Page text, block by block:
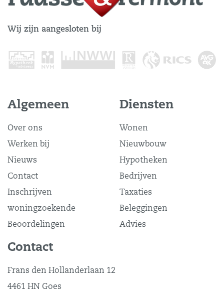
Wij zijn aangesloten bij
Algemeen
Over ons
Werken bij
Nieuws
Contact
Inschrijven
woningzoekende
Beoordelingen
Diensten
Wonen
Nieuwbouw
Hypotheken
Bedrijven
Taxaties
Beleggingen
Advies
Contact
Frans den Hollanderlaan 12
4461 HN Goes